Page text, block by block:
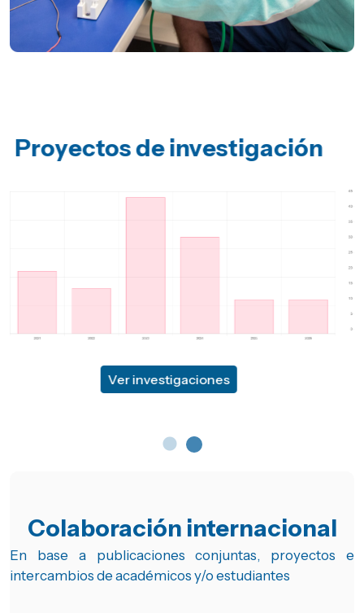
Publicaciones
Ver publicaciones
Colaboración internacional
En base a publicaciones conjuntas, proyectos e
intercambios de académicos y/o estudiantes